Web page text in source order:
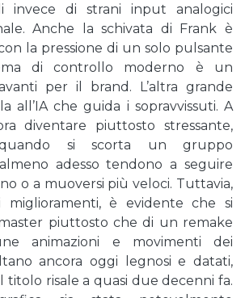
invece di strani input analogici
Anche la schivata di Frank è
la pressione di un solo pulsante
di controllo moderno è un
per il brand. L’altra grande
all’IA che guida i sopravvissuti. A
diventare piuttosto stressante,
quando si scorta un gruppo
adesso tendono a seguire
o a muoversi più veloci. Tuttavia,
è evidente che si
piuttosto che di un remake
animazioni e movimenti dei
ancora oggi legnosi e datati,
titolo risale a quasi due decenni fa.